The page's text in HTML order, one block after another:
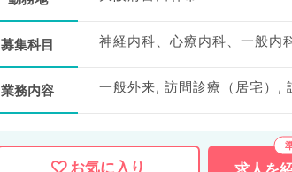
募集科目
業務内容 一般外来, 訪問診療（居宅）,
お気に入り